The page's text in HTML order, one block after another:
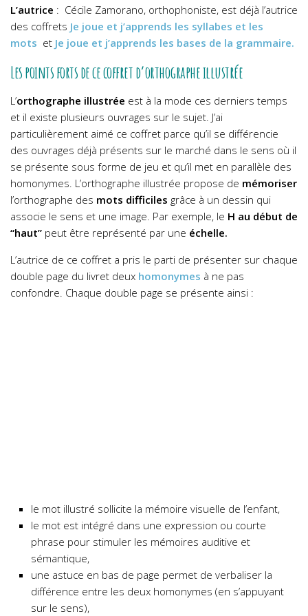
L’autrice : Cécile Zamorano, orthophoniste, est déjà l’autrice
des coffrets Je joue et j’apprends les syllabes et les
mots et Je joue et j’apprends les bases de la grammaire.
Les points forts de ce coffret d’orthographe illustrée
L’orthographe illustrée est à la mode ces derniers temps
et il existe plusieurs ouvrages sur le sujet. J’ai
particulièrement aimé ce coffret parce qu’il se différencie
des ouvrages déjà présents sur le marché dans le sens où il
se présente sous forme de jeu et qu’il met en parallèle des
homonymes. L’orthographe illustrée propose de mémoriser
l’orthographe des mots difficiles grâce à un dessin qui
associe le sens et une image. Par exemple, le H au début de
“haut” peut être représenté par une échelle.
L’autrice de ce coffret a pris le parti de présenter sur chaque
double page du livret deux homonymes à ne pas
confondre. Chaque double page se présente ainsi :
le mot illustré sollicite la mémoire visuelle de l’enfant,
le mot est intégré dans une expression ou courte
phrase pour stimuler les mémoires auditive et
sémantique,
une astuce en bas de page permet de verbaliser la
différence entre les deux homonymes (en s’appuyant
sur le sens),